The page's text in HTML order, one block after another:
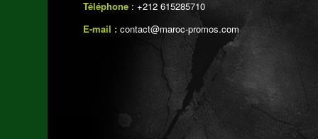
Téléphone : +212 615285710
E-mail : contact@maroc-promos.com